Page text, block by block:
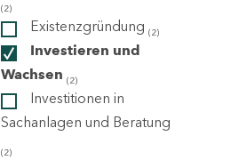
(2)
Existenzgründung (2)
Investieren und
Wachsen (2)
Investitionen in
Sachanlagen und Beratung
(2)